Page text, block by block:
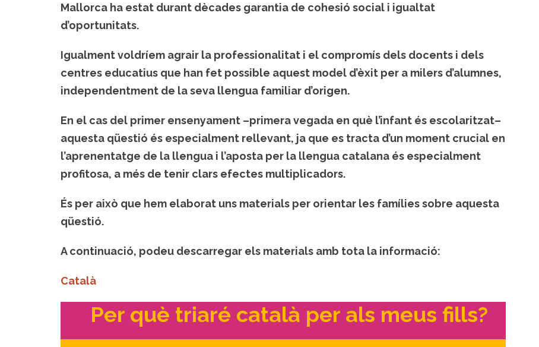
Mallorca ha estat durant dècades garantia de cohesió social i igualtat
d’oportunitats.
Igualmentvoldríem agrair la professionalitat i el compromís dels docents i dels
centres educatius que han fet possible aquest model d’èxit per a milers d’alumnes,
independentment de la seva llengua familiar d’origen.
En el cas del primer ensenyament –primera vegada en què l’infant és escolaritzat–
aquesta qüestió és especialment rellevant, ja que es tracta d’un moment crucial en
l’aprenentatge de la llengua i l’aposta per la llengua catalana és especialment
profitosa, a més de tenir clars efectes multiplicadors.
És per això que hem elaborat uns materials per orientar les famílies sobre aquesta
qüestió.
A continuació, podeu descarregar els materials amb tota la informació:
Català
Per què triaré català per als meus fills?